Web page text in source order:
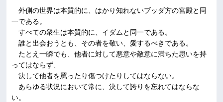
外側の世界は本質的に、はかり知れないブッダ方の宮殿と同
一である。
すべての衆生は本質的に、イダムと同一である。
誰と出会おうとも、その者を敬い、愛するべきである。
たとえ一瞬でも、他者に対して悪意や敵意に満ちた思いを持
ってはならず、
決して他者を罵ったり傷つけたりしてはならない。
あらゆる状況において常に、決して誇りを忘れてはならな
い。